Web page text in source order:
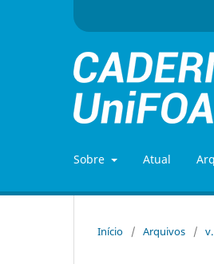
Sobre Atual
Início / Arquivos /